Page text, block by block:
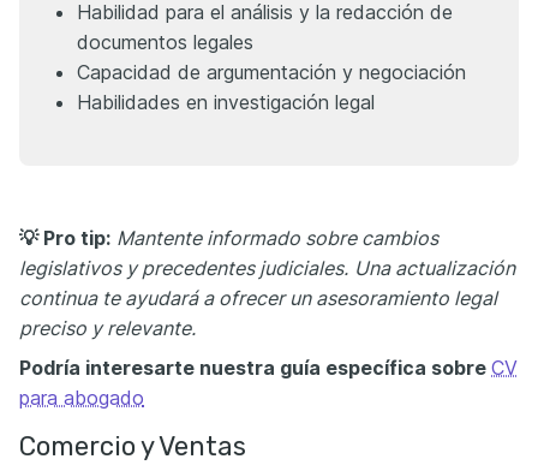
Habilidad para el análisis y la redacción de
documentos legales
Capacidad de argumentación y negociación
Habilidades en investigación legal
💡 Pro tip: Mantente informado sobre cambios
legislativos y precedentes judiciales. Una actualización
continua te ayudará a ofrecer un asesoramiento legal
preciso y relevante.
Podría interesarte nuestra guía específica sobre CV
para abogado
Comercio y Ventas